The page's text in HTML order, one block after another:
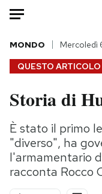
HOME
Italia
Politica
Tecnologia
Internet
Scienza
QUESTO ARTICOLO
MONDO Mercoledì
Storia di
È stato il primo
"diverso", ha
l'armamentario
racconta Rocco